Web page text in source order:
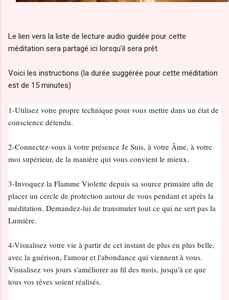
Le lien vers la liste de lecture audio guidée pour cette
méditation sera partagé ici lorsqu'il sera prêt.
Voici les instructions (la durée suggérée pour cette méditation
est de 15 minutes)
1-Utilisez votre propre technique pour vous mettre dans un état de
conscience détendu.
2-Connectez-vous à votre présence Je Suis, à votre Âme, à votre
moi supérieur, de la manière qui vous convient le mieux.
3-Invoquez la Flamme Violette depuis sa source primaire afin de
placer un cercle de protection autour de vous pendant et après la
méditation. Demandez-lui de transmuter tout ce qui ne sert pas la
Lumière.
4-Visualisez votre vie à partir de cet instant de plus en plus belle,
avec la guérison, l'amour et l'abondance qui viennent à vous.
Visualisez vos jours s'améliorer au fil des mois, jusqu'à ce que
tous vos rêves soient réalisés.